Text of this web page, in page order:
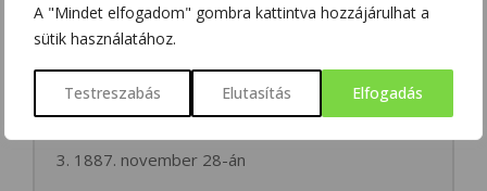
A "Mindet elfogadom" gombra kattintva hozzájárulhat a
sütik használatához.
Testreszabás Elutasítás Elfogadás
2. 1887. október 8-án
3. 1887. november 28-án